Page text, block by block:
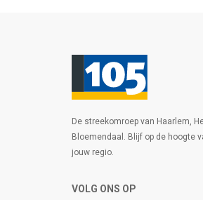
De streekomroep van Haarlem,
Bloemendaal. Blijf op de hoogte
jouw regio.
VOLG ONS OP